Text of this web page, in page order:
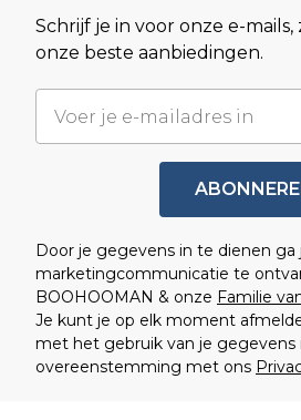
Schrijf je in voor onze e-mails,
onze beste aanbiedingen.
Door je gegevens in te dienen ga
marketingcommunicatie te
BOOHOOMAN & onze Familie
Je kunt je op elk moment
met het gebruik van je gegevens
overeenstemming met ons